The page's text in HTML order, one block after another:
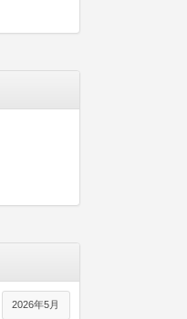
2026年5月